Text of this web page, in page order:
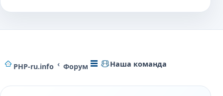
PHP-ru.info Форум Наша команда